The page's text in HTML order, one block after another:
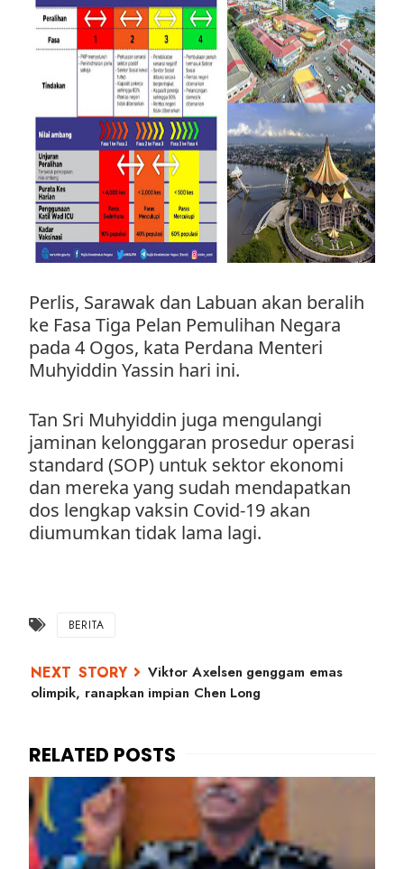
Perlis, Sarawak dan Labuan akan beralih
ke Fasa Tiga Pelan Pemulihan Negara
pada 4 Ogos, kata Perdana Menteri
Muhyiddin Yassin hari ini.
Tan Sri Muhyiddin juga mengulangi
jaminan kelonggaran prosedur operasi
standard (SOP) untuk sektor ekonomi
dan mereka yang sudah mendapatkan
dos lengkap vaksin Covid-19 akan
diumumkan tidak lama lagi.
BERITA
Viktor Axelsen genggam emas
olimpik, ranapkan impian Chen Long